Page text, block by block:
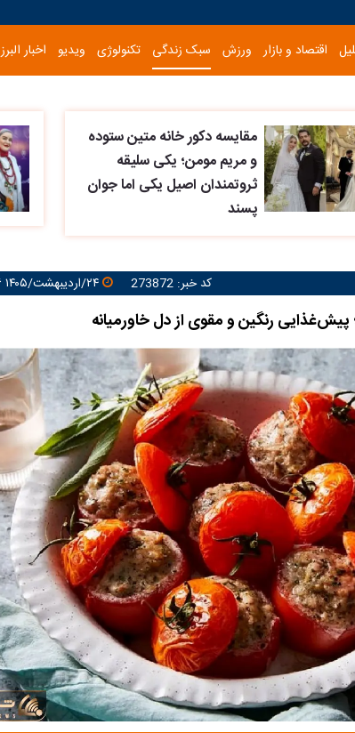
اقتصاد و بازار ورزش سبک زندگی تکنولوژی ویدیو اخبار البرز
مقایسه دکور خانه متین ستوده
و مریم مومن؛ یکی سلیقه
ثروتمندان اصیل یکی اما جوان
پسند
کد خبر: 273872 ۲۴/اردیبهشت/۱۴۰۵ ۱۲:۱۲:۰۶
پیش‌غذایی رنگین و مقوی از دل خاورمیانه